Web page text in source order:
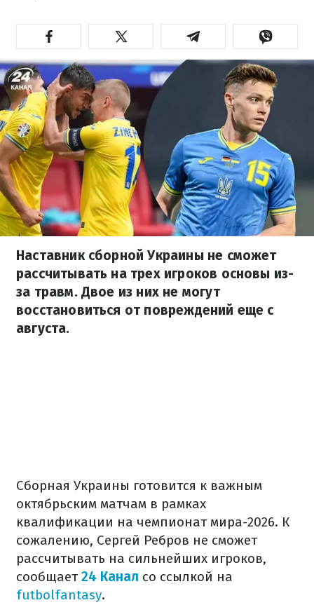
Наставник сборной Украины не сможет
рассчитывать на трех игроков основы из-
за травм. Двое из них не могут
восстановиться от повреждений еще с
августа.
Сборная Украины готовится к важным
октябрьским матчам в рамках
квалификации на чемпионат мира-2026. К
сожалению, Сергей Ребров не сможет
рассчитывать на сильнейших игроков,
сообщает24 Канал со ссылкой на
futbolfantasy.